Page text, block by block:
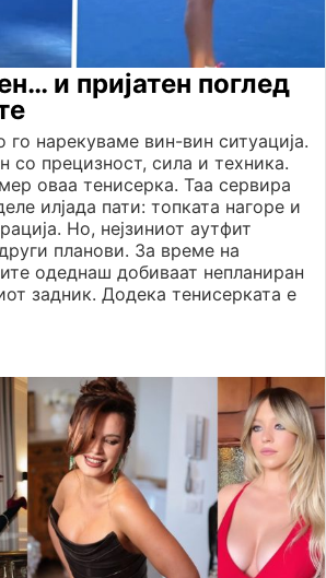
и пријатен поглед
нарекуваме вин-вин ситуација.
со прецизност, сила и техника.
оваа тенисерка. Таа сервира
илјада пати: топката нагоре и
Но, нејзиниот аутфит
планови. За време на
одеднаш добиваат непланиран
задник. Додека тенисерката е